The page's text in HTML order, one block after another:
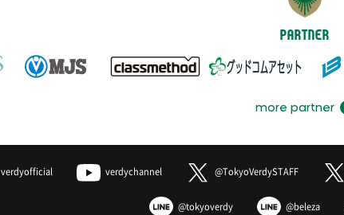
PARTNER
more partner
verdyofficial verdychannel @TokyoVerdySTAFF
@tokyoverdy @beleza